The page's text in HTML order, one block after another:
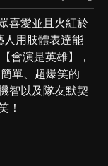
喜愛並且火紅於
人用肢體表達能
會演是英雄】，
單、超爆笑的
智以及隊友默契
！